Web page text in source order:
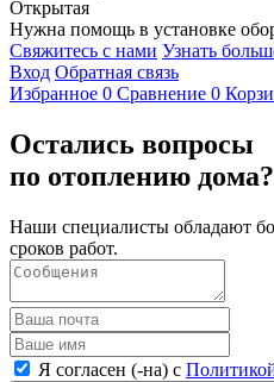
Открытая
Нужна помощь в установке
Свяжитесь с нами Узнать
Вход Обратная связь
Избранное 0 Сравнение 0
Остались вопросы
по отоплению дома?
Наши специалисты обладают
сроков работ.
Я согласен (-на) с